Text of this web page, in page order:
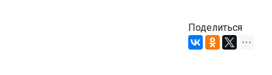
Поделиться